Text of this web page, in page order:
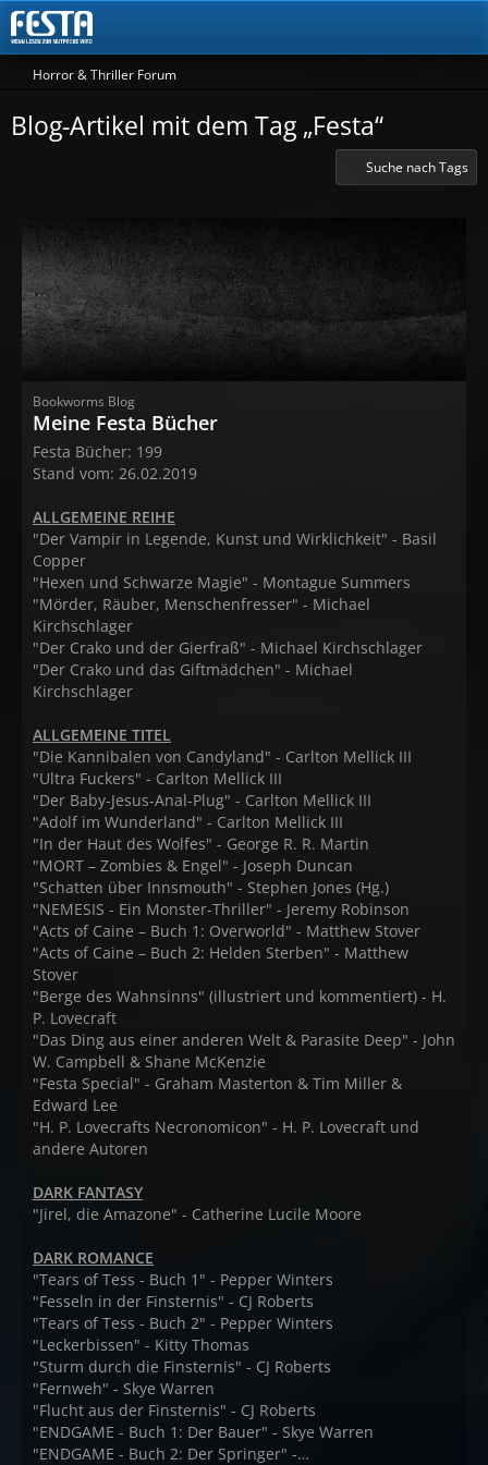
Horror & Thriller Forum
Blog-Artikel mit dem Tag „Festa“
Suche nach Tags
Bookworms Blog
Meine Festa Bücher
Festa Bücher: 199
Stand vom: 26.02.2019
ALLGEMEINE REIHE
"Der Vampir in Legende, Kunst und Wirklichkeit" - Basil
Copper
"Hexen und Schwarze Magie" - Montague Summers
"Mörder, Räuber, Menschenfresser" - Michael
Kirchschlager
"Der Crako und der Gierfraß" - Michael Kirchschlager
"Der Crako und das Giftmädchen" - Michael
Kirchschlager
ALLGEMEINE TITEL
"Die Kannibalen von Candyland" - Carlton Mellick III
"Ultra Fuckers" - Carlton Mellick III
"Der Baby-Jesus-Anal-Plug" - Carlton Mellick III
"Adolf im Wunderland" - Carlton Mellick III
"In der Haut des Wolfes" - George R. R. Martin
"MORT – Zombies & Engel" - Joseph Duncan
"Schatten über Innsmouth" - Stephen Jones (Hg.)
"NEMESIS - Ein Monster-Thriller" - Jeremy Robinson
"Acts of Caine – Buch 1: Overworld" - Matthew Stover
"Acts of Caine – Buch 2: Helden Sterben" - Matthew
Stover
"Berge des Wahnsinns" (illustriert und kommentiert) - H.
P. Lovecraft
"Das Ding aus einer anderen Welt & Parasite Deep" - John
W. Campbell & Shane McKenzie
"Festa Special" - Graham Masterton & Tim Miller &
Edward Lee
"H. P. Lovecrafts Necronomicon" - H. P. Lovecraft und
andere Autoren
DARK FANTASY
"Jirel, die Amazone" - Catherine Lucile Moore
DARK ROMANCE
"Tears of Tess - Buch 1" - Pepper Winters
"Fesseln in der Finsternis" - CJ Roberts
"Tears of Tess - Buch 2" - Pepper Winters
"Leckerbissen" - Kitty Thomas
"Sturm durch die Finsternis" - CJ Roberts
"Fernweh" - Skye Warren
"Flucht aus der Finsternis" - CJ Roberts
"ENDGAME - Buch 1: Der Bauer" - Skye Warren
"ENDGAME - Buch 2: Der Springer" -…